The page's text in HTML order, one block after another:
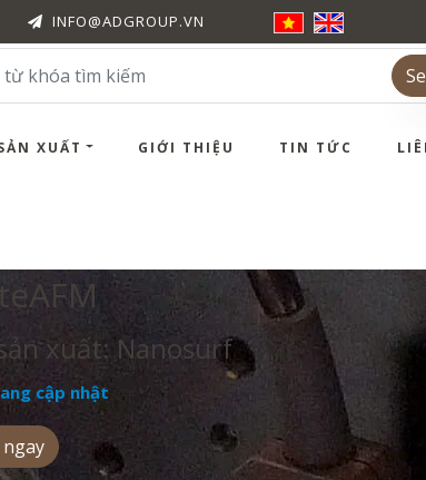
INFO@ADGROUP.VN
XUẤT GIỚI THIỆU TIN TỨC
xuất: Nanosurf
cập nhật